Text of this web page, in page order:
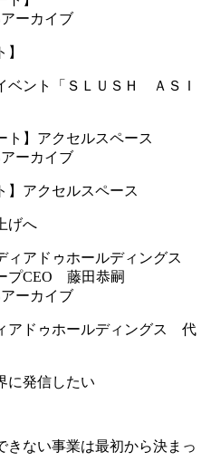
ーカイブ
ベント「ＳＬＵＳＨ ＡＳＩ
ーカイブ
】アクセルスペース
げへ
ーカイブ
アドゥホールディングス 代
に発信したい